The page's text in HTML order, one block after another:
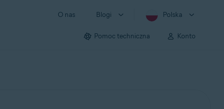
O nas Blogi Polska
Pomoc techniczna Konto